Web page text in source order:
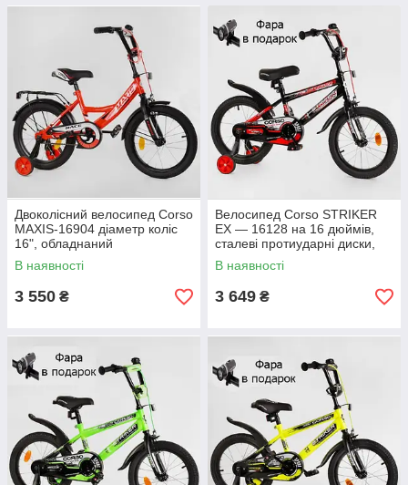
Двоколісний велосипед Corso
MAXIS-16904 діаметр коліс
16", обладнаний
страхувальними колесами,
ручне гальмо
В наявності
3 550 ₴
Велосипед Corso STRIKER
EX — 16128 на 16 дюймів,
сталеві протиударні диски,
ручне гальмо, дод. колеса
В наявності
3 649 ₴